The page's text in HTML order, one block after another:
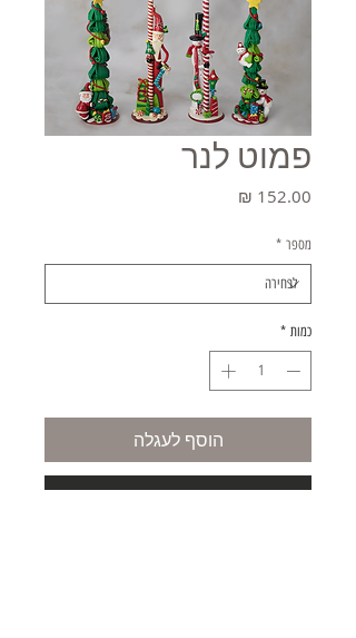
פמוט לנר
מספר *
כמות *
הוסף לעגלה
קניה מהירה